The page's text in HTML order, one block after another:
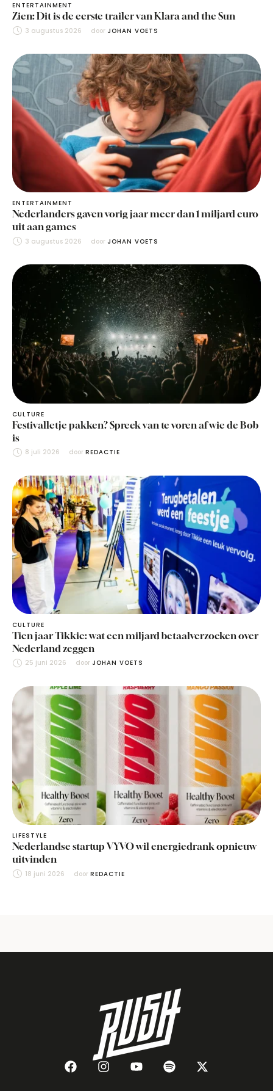
ENTERTAINMENT
Zien: Dit is de eerste trailer van Klara and the Sun
3 augustus 2026 door JOHAN VOETS
ENTERTAINMENT
Nederlanders gaven vorig jaar meer dan 1 miljard euro
uit aan games
3 augustus 2026 door JOHAN VOETS
CULTURE
Festivalletje pakken? Spreek van te voren af wie de Bob
is
8 juli 2026 door REDACTIE
CULTURE
Tien jaar Tikkie: wat een miljard betaalverzoeken over
Nederland zeggen
25 juni 2026 door JOHAN VOETS
LIFESTYLE
Nederlandse startup VYVO wil energiedrank opnieuw
uitvinden
18 juni 2026 door REDACTIE